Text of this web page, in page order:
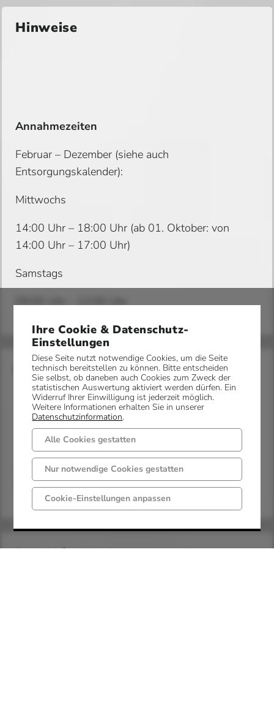
Hinweise
Annahmezeiten
Februar – Dezember (siehe auch
Entsorgungskalender):
Mittwochs
14:00 Uhr – 18:00 Uhr (ab 01. Oktober: von
14:00 Uhr – 17:00 Uhr)
Samstags
09:00 Uhr – 12:00 Uhr
Kosten
gebührenfrei (Finanzierung erfolgt über die
Restmüllgebühr)
Bearbeitungsdauer
Ihre Cookie & Datenschutz-
Einstellungen
Diese Seite nutzt notwendige Cookies, um die Seite
technisch bereitstellen zu können. Bitte entscheiden
Sie selbst, ob daneben auch Cookies zum Zweck der
statistischen Auswertung aktiviert werden dürfen. Ein
Widerruf Ihrer Einwilligung ist jederzeit möglich.
Weitere Informationen erhalten Sie in unserer
Datenschutzinformation.
Alle Cookies gestatten
Nur notwendige Cookies gestatten
Cookie-Einstellungen anpassen